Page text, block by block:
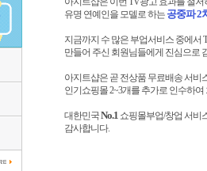
유명 연예인을 모델로 하는 공중파 2
지금까지 수 많은 부업서비스 중에서
만들어 주신 회원님들에게 진심으로
아지트샵은 곧 전상품 무료배송 서비
인기쇼핑몰 2~3개를 추가로 인수하
대한민국No.1 쇼핑몰부업/창업 서비
감사합니다.